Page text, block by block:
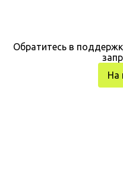
Обратитесь в
На